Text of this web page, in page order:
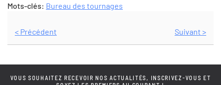
Mots-clés: Bureau des tournages
< Précédent Suivant >
VOUS SOUHAITEZ RECEVOIR NOS ACTUALITÉS, INSCRIVEZ-VOUS ET